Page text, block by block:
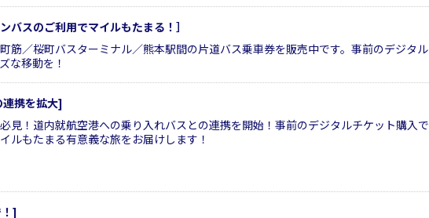
バスのご利用でマイルもたまる！］
筋／桜町バスターミナル／熊本駅間の片道バス乗車券を販売中です。事前のデジタル
な移動を！
携を拡大]
見！道内就航空港への乗り入れバスとの連携を開始！事前のデジタルチケット購入で
ルもたまる有意義な旅をお届けします！
]